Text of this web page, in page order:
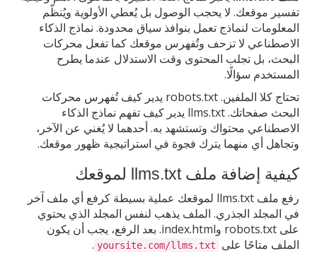
تفسير موقعك. لا يحجب الوصول بل يُعطي الأولوية ويُنظّم
المعلومات لنماذج تعمل بنوافذ سياق محدودة. نماذج الذكاء
الاصطناعي لا تزحف وتُفهرس موقعك كما تفعل محركات
البحث، بل تجلب المحتوى وقت الاستدلال عندما يطرح
المستخدم سؤالًا.
تحتاج كلا الملفين. robots.txt يدير كيف تُفهرس محركات
البحث صفحاتك. llms.txt يدير كيف تفهم نماذج الذكاء
الاصطناعي محتواك وتستشهد به. أحدهما لا يُغني عن الآخر،
وتجاهل أي منهما يترك فجوة في استراتيجية ظهور موقعك.
كيفية إضافة ملف llms.txt لموقعك
رفع ملف llms.txt لموقعك عملية بسيطة كرفع أي ملف آخر
في المجلد الجذري. الملف يذهب لنفس المجلد الذي يحتوي
على robots.txt وindex.html. بعد الرفع، يجب أن يكون
الملف متاحًا على
yoursite.com/llms.txt
.